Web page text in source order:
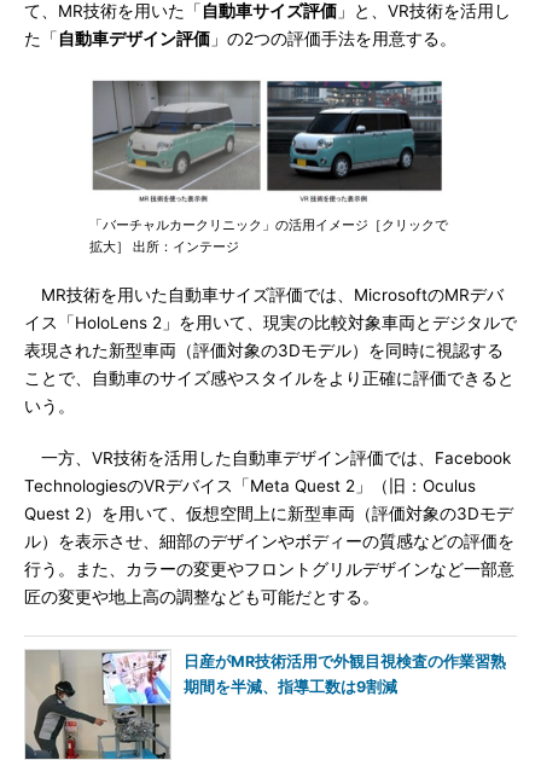
て、MR技術を用いた「 自動車サイズ評価 」と、VR技術を活用し
た「 自動車デザイン評価 」の2つの評価手法を用意する。
「バーチャルカークリニック」の活用イメージ［クリックで
拡大］ 出所：インテージ
MR技術を用いた自動車サイズ評価では、MicrosoftのMRデバ
イス「HoloLens 2」を用いて、現実の比較対象車両とデジタルで
表現された新型車両（評価対象の3Dモデル）を同時に視認する
ことで、自動車のサイズ感やスタイルをより正確に評価できると
いう。
一方、VR技術を活用した自動車デザイン評価では、Facebook
TechnologiesのVRデバイス「Meta Quest 2」（旧：Oculus
Quest 2）を用いて、仮想空間上に新型車両（評価対象の3Dモデ
ル）を表示させ、細部のデザインやボディーの質感などの評価を
行う。また、カラーの変更やフロントグリルデザインなど一部意
匠の変更や地上高の調整なども可能だとする。
日産がMR技術活用で外観目視検査の作業習熟
期間を半減、指導工数は9割減